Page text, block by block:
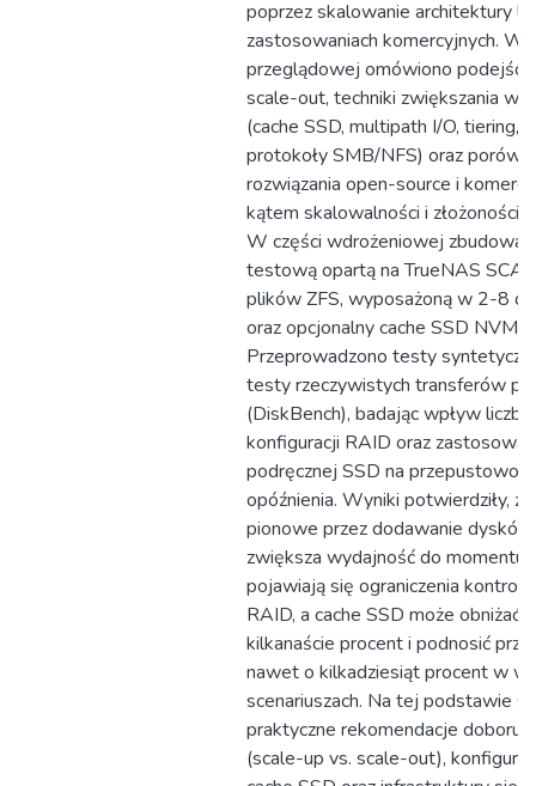
poprzez skalowanie architektury
zastosowaniach komercyjnych. W
przeglądowej omówiono
scale-out, techniki zwiększania
(cache SSD, multipath I/O, tiering,
protokoły SMB/NFS) oraz
rozwiązania open-source i
kątem skalowalności i złożoności
W części wdrożeniowej
testową opartą na TrueNAS
plików ZFS, wyposażoną w 2-8
oraz opcjonalny cache SSD NVMe.
Przeprowadzono testy
testy rzeczywistych transferów
(DiskBench), badając wpływ
konfiguracji RAID oraz
podręcznej SSD na
opóźnienia. Wyniki potwierdziły,
pionowe przez dodawanie
zwiększa wydajność do
pojawiają się ograniczenia
RAID, a cache SSD może obniżać
kilkanaście procent i podnosić
nawet o kilkadziesiąt procent w
scenariuszach. Na tej podstawie
praktyczne rekomendacje doboru
(scale-up vs. scale-out),